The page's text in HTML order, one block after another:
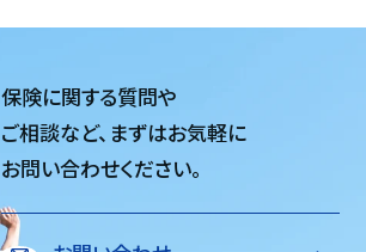
保険に関する質問や
ご相談など、 まずはお気軽に
お問い合わせください。